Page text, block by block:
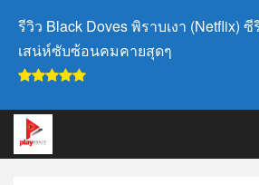
รีวิว Black Doves พิราบเงา (Netflix)
เสน่ห์ซับซ้อนคมคายสุดๆ